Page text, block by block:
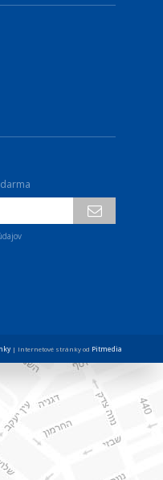
| Internetové stránky od Pitmedia